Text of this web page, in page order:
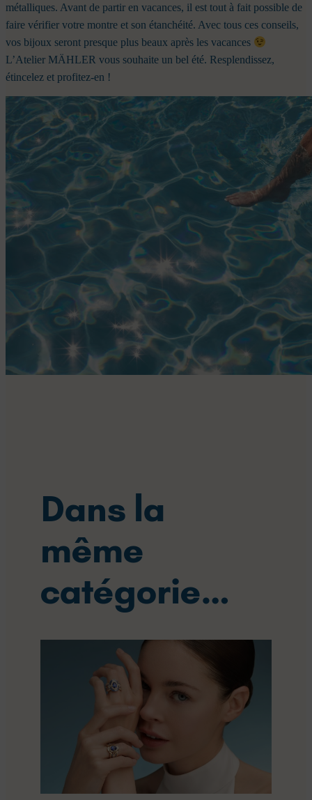
métalliques. Avant de partir en vacances, il est tout à fait possible de
faire vérifier votre montre et son étanchéité. Avec tous ces conseils,
vos bijoux seront presque plus beaux après les vacances
L’Atelier MÄHLER vous souhaite un bel été. Resplendissez,
étincelez et profitez-en !
Dans la
même
catégorie…